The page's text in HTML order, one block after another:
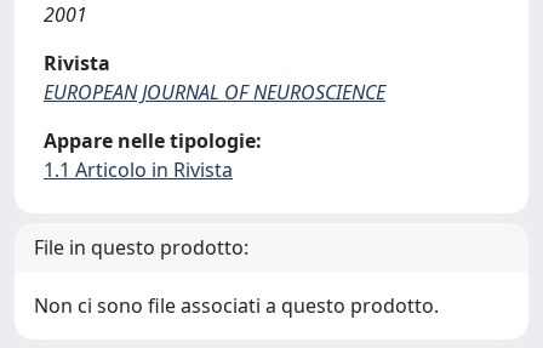
2001
Rivista
EUROPEAN JOURNAL OF NEUROSCIENCE
Appare nelle tipologie:
1.1 Articolo in Rivista
File in questo prodotto:
Non ci sono file associati a questo prodotto.